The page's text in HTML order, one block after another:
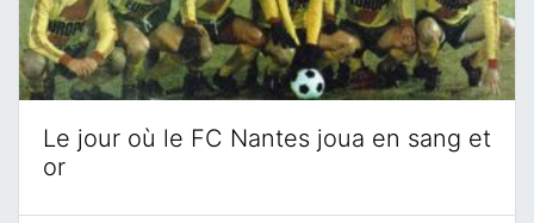
Le jour où le FC Nantes joua en sang et
or